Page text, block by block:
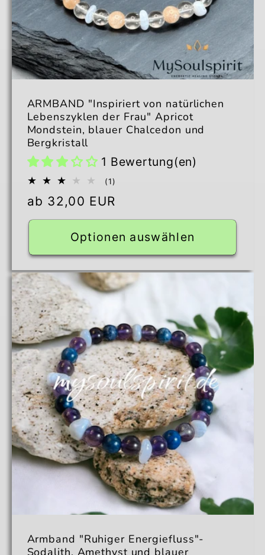
ARMBAND "Inspiriert von natürlichen
Lebenszyklen der Frau" Apricot
Mondstein, blauer Chalcedon und
Bergkristall
1 Bewertung(en)
(1)
Normaler
Preis
ab 32,00 EUR
Optionen auswählen
Armband "Ruhiger Energiefluss"-
Sodalith, Amethyst und blauer